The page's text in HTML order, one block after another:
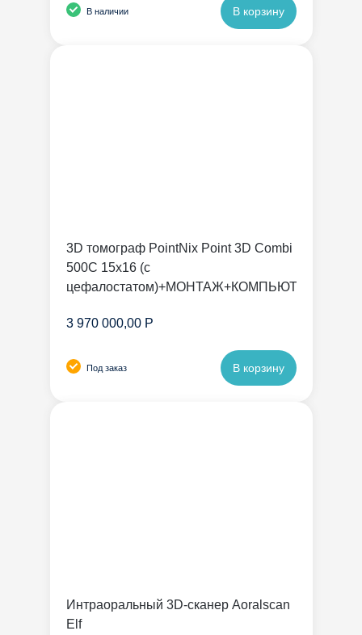
В наличии В корзину
3D томограф PointNix Point 3D Combi
500C 15х16 (с
цефалостатом)+МОНТАЖ+КОМПЬЮТЕР
3 970 000,00 Р
Под заказ В корзину
Интраоральный 3D-сканер Aoralscan
Elf